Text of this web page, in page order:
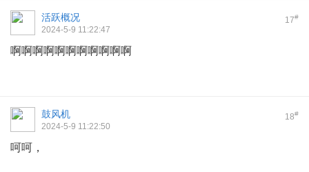
17#
活跃概况
2024-5-9 11:22:47
啊啊啊啊啊啊啊啊啊啊啊
18#
鼓风机
2024-5-9 11:22:50
呵呵，